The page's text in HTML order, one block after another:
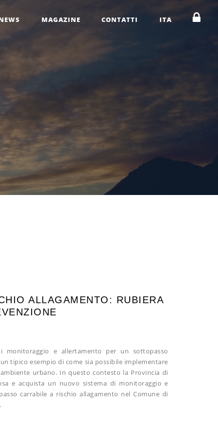
MAGAZINE CONTATTI ITA
ALLAGAMENTO: RUBIERA
monitoraggio e allertamento per un sottopasso
tipico esempio di come sia possibile implementare
urbano. In questo contesto la Provincia di
e acquista un nuovo sistema di monitoraggio e
carrabile a rischio allagamento nel Comune di